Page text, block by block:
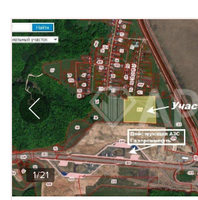
1/21